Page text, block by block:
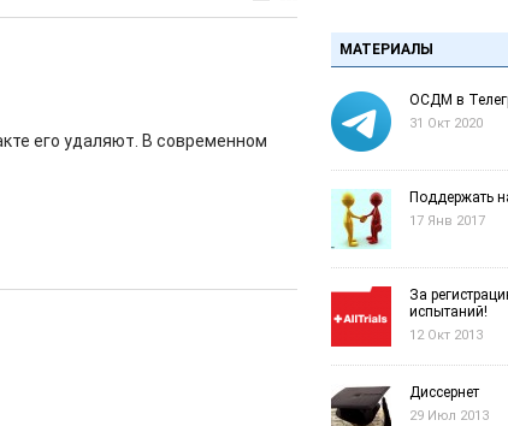
его удаляют. В современном
МАТЕРИАЛЫ
ОСДМ в
31 Окт 2020
Поддержать
17 Янв 2017
За
испытаний!
12 Окт 2013
Диссернет
29 Июл 2013